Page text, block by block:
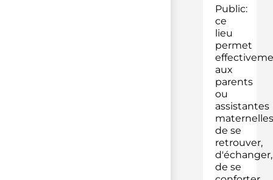
Public:
ce
lieu
permet
aux
parents
ou
assistantes
maternelles
de se
retrouver,
d'échanger,
de se